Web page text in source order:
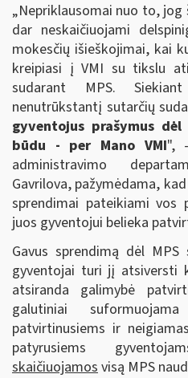
„Nepriklausomai nuo to,
dar neskaičiuojami
mokesčių išieškojimai, kai
kreipiasi į VMI su tikslu
sudarant MPS.
nenutrūkstantį sutarčių
gyventojus prašymus
būdu - per Mano VMI",
administravimo
Gavrilova, pažymėdama,
sprendimai pateikiami vos
juos gyventojui belieka
Gavus sprendimą dėl
gyventojai turi jį atsiversti
atsiranda galimybė
galutiniai
patvirtinusiems ir
patyrusiems
skaičiuojamos visą MPS